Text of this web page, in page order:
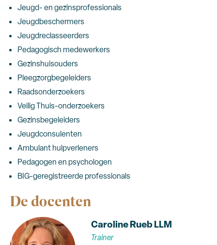
Jeugd- en gezinsprofessionals
Jeugdbeschermers
Jeugdreclasseerders
Pedagogisch medewerkers
Gezinshuisouders
Pleegzorgbegeleiders
Raadsonderzoekers
Veilig Thuis-onderzoekers
Gezinsbegeleiders
Jeugdconsulenten
Ambulant hulpverleners
Pedagogen en psychologen
BIG-geregistreerde professionals
De docenten
Caroline Rueb LLM
Trainer